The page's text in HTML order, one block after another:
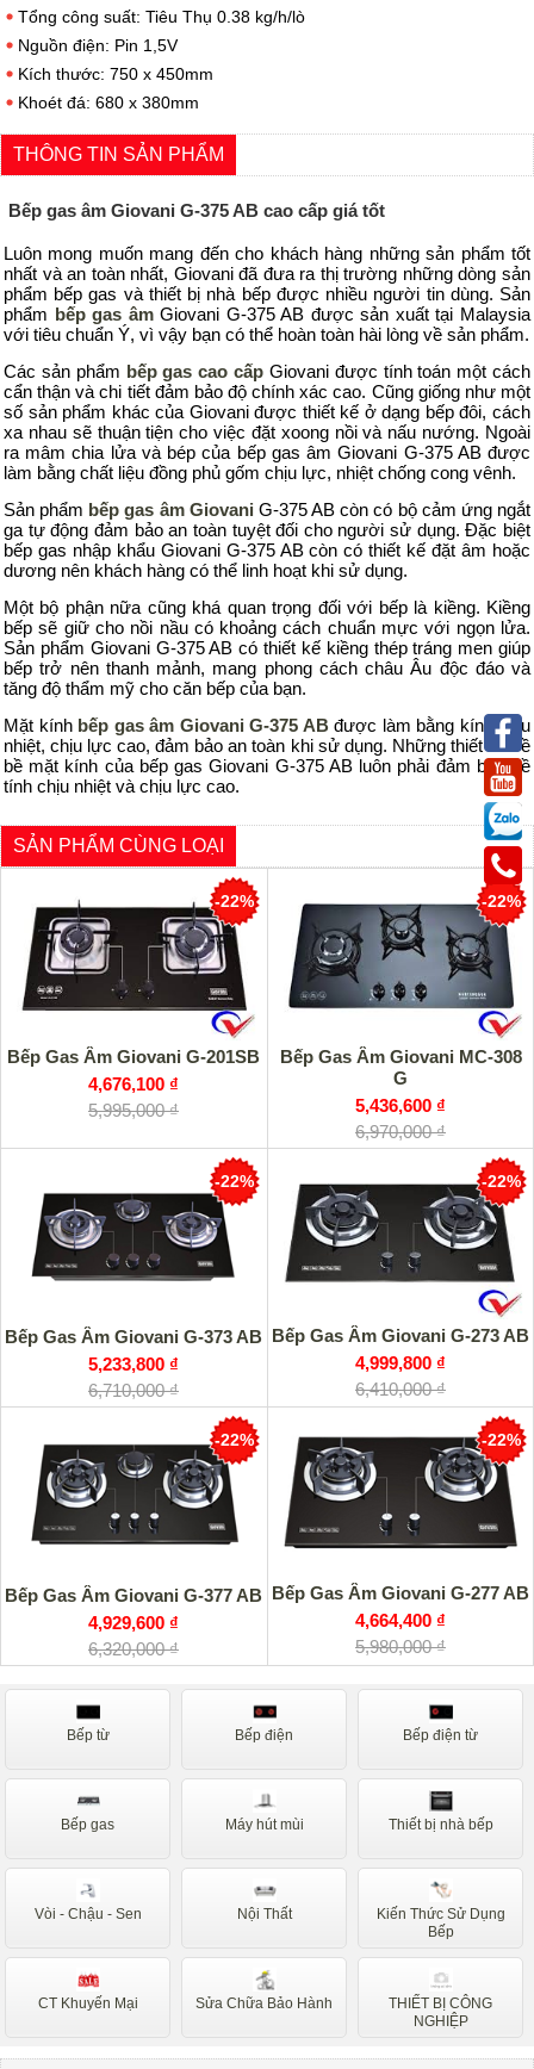
Tổng công suất: Tiêu Thụ 0.38 kg/h/lò
Nguồn điện: Pin 1,5V
Kích thước: 750 x 450mm
Khoét đá: 680 x 380mm
THÔNG TIN SẢN PHẨM
Bếp gas âm Giovani G-375 AB cao cấp giá tốt
Luôn mong muốn mang đến cho khách hàng những sản phẩm tốt
nhất và an toàn nhất, Giovani đã đưa ra thị trường những dòng sản
phẩm bếp gas và thiết bị nhà bếp được nhiều người tin dùng. Sản
phẩm bếp gas âmGiovani G-375 AB được sản xuất tại Malaysia
với tiêu chuẩn Ý, vì vậy bạn có thể hoàn toàn hài lòng về sản phẩm.
Các sản phẩm bếp gas cao cấp Giovani được tính toán một cách
cẩn thận và chi tiết đảm bảo độ chính xác cao. Cũng giống như một
số sản phẩm khác của Giovani được thiết kế ở dạng bếp đôi, cách
xa nhau sẽ thuận tiện cho việc đặt xoong nồi và nấu nướng. Ngoài
ra mâm chia lửa và bép của bếp gas âm Giovani G-375 AB được
làm bằng chất liệu đồng phủ gốm chịu lực, nhiệt chống cong vênh.
Sản phẩm bếp gas âm Giovani G-375 AB còn có bộ cảm ứng ngắt
ga tự động đảm bảo an toàn tuyệt đối cho người sử dụng. Đặc biệt
bếp gas nhập khẩu Giovani G-375 AB còn có thiết kế đặt âm hoặc
dương nên khách hàng có thể linh hoạt khi sử dụng.
Một bộ phận nữa cũng khá quan trọng đối với bếp là kiềng. Kiềng
bếp sẽ giữ cho nồi nầu có khoảng cách chuẩn mực với ngọn lửa.
Sản phẩm Giovani G-375 AB có thiết kế kiềng thép tráng men giúp
bếp trở nên thanh mảnh, mang phong cách châu Âu độc đáo và
tăng độ thẩm mỹ cho căn bếp của bạn.
Mặt kính bếp gas âm Giovani G-375 ABđược làm bằng kính chịu
nhiệt, chịu lực cao, đảm bảo an toàn khi sử dụng. Những thiết kế về
bề mặt kính của bếp gas Giovani G-375 AB luôn phải đảm bảo về
tính chịu nhiệt và chịu lực cao.
SẢN PHẨM CÙNG LOẠI
Bếp Gas Âm Giovani G-201SB
4,676,100 ₫
5,995,000 ₫
-22%
Bếp Gas Âm Giovani MC-308
G
5,436,600 ₫
6,970,000 ₫
-22%
Bếp Gas Âm Giovani G-373 AB
5,233,800 ₫
6,710,000 ₫
-22%
Bếp Gas Âm Giovani G-273 AB
4,999,800 ₫
6,410,000 ₫
-22%
Bếp Gas Âm Giovani G-377 AB
4,929,600 ₫
6,320,000 ₫
-22%
Bếp Gas Âm Giovani G-277 AB
4,664,400 ₫
5,980,000 ₫
-22%
Bếp từ Bếp điện Bếp điện từ
Bếp gas Máy hút mùi Thiết bị nhà bếp
Vòi - Chậu - Sen Nội Thất
Kiến Thức Sử Dụng
Bếp
CT Khuyến Mại Sửa Chữa Bảo Hành
THIẾT BỊ CÔNG
NGHIỆP